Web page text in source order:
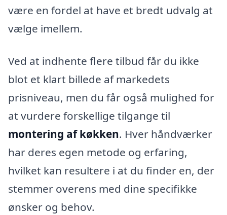
være en fordel at have et bredt udvalg at
vælge imellem.
Ved at indhente flere tilbud får du ikke
blot et klart billede af markedets
prisniveau, men du får også mulighed for
at vurdere forskellige tilgange til
montering af køkken. Hver håndværker
har deres egen metode og erfaring,
hvilket kan resultere i at du finder en, der
stemmer overens med dine specifikke
ønsker og behov.